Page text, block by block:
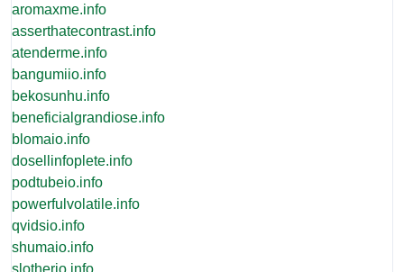
aromaxme.info
asserthatecontrast.info
atenderme.info
bangumiio.info
bekosunhu.info
beneficialgrandiose.info
blomaio.info
dosellinfoplete.info
podtubeio.info
powerfulvolatile.info
qvidsio.info
shumaio.info
slotherio.info